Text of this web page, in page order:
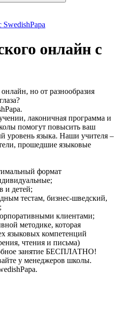
онлайн с
но от разнообразия
лаконичная программа и
помогут повысить ваш
уровень языка. Наши учителя –
прошедшие языковые
формат
и детей;
тестам, бизнес-шведский,
клиентами;
методике, которая
языковых компетенций
чтения и письма)
занятие БЕСПЛАТНО!
у менеджеров школы.